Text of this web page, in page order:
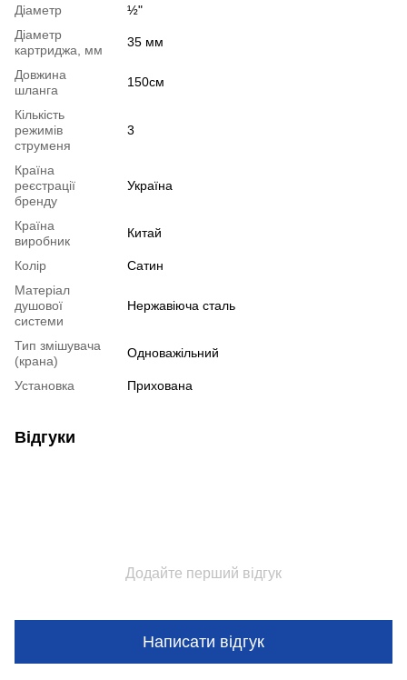
Діаметр
½"
Діаметр
картриджа, мм
35 мм
Довжина
шланга
150см
Кількість
режимів
струменя
3
Країна
реєстрації
бренду
Україна
Країна
виробник
Китай
Колір
Сатин
Матеріал
душової
системи
Нержавіюча сталь
Тип змішувача
(крана)
Одноважільний
Установка Прихована
Відгуки
Додайте перший відгук
Написати відгук